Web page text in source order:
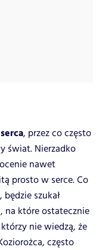
, przez co często
świat. Nierzadko
nawet
prosto w serce. Co
szukał
na które ostatecznie
nie wiedzą, że
często